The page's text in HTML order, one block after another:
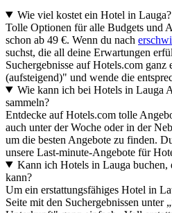
Wie viel kostet ein Hotel in Lauga?
Tolle Optionen für alle Budgets und
schon ab 49 €. Wenn du nach
suchst, die all deine Erwartungen
Suchergebnisse auf Hotels.com ganz
(aufsteigend)" und wende die
Wie kann ich bei Hotels in Lauga
sammeln?
Entdecke auf Hotels.com tolle
auch unter der Woche oder in der
um die besten Angebote zu finden.
unsere Last-minute-Angebote für
Kann ich Hotels in Lauga buchen,
kann?
Um ein erstattungsfähiges Hotel in
Seite mit den Suchergebnissen unter